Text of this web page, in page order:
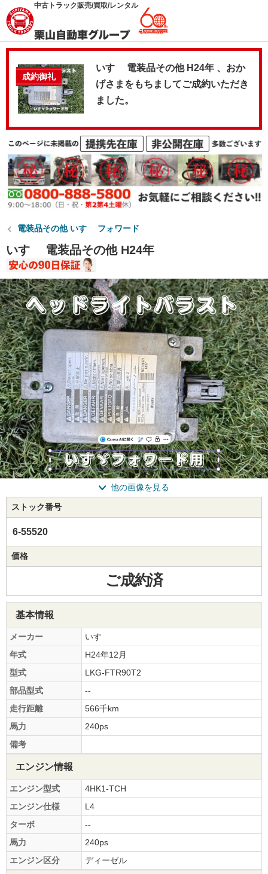
中古トラック販売/買取/レンタル
成約御礼
いすゞ 電装品その他 H24年 、おか
げさまをもちましてご成約いただき
ました。
電装品その他 いすゞ フォワード
いすゞ 電装品その他 H24年
他の画像を見る
ストック番号
6-55520
価格
ご成約済
基本情報
メーカー
いすゞ
年式
H24年12月
型式
LKG-FTR90T2
部品型式
--
走行距離
566千km
馬力
240ps
備考
エンジン情報
エンジン型式
4HK1-TCH
エンジン仕様
L4
ターボ
--
馬力
240ps
エンジン区分
ディーゼル